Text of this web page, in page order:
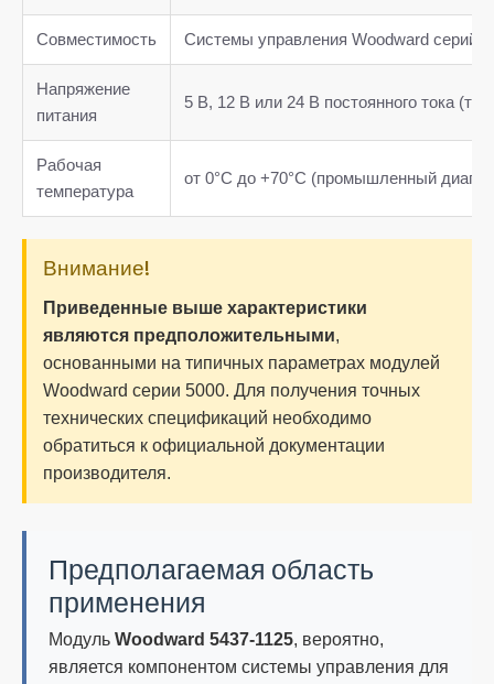
Совместимость Системы управления Woodward серий
Напряжение
питания
5 В, 12 В или 24 В постоянного тока
Рабочая
температура
от 0°C до +70°C (промышленный
Внимание!
Приведенные выше характеристики
являются предположительными,
основанными на типичных параметрах модулей
Woodward серии 5000. Для получения точных
технических спецификаций необходимо
обратиться к официальной документации
производителя.
Предполагаемая область
применения
Модуль Woodward 5437-1125, вероятно,
является компонентом системы управления для